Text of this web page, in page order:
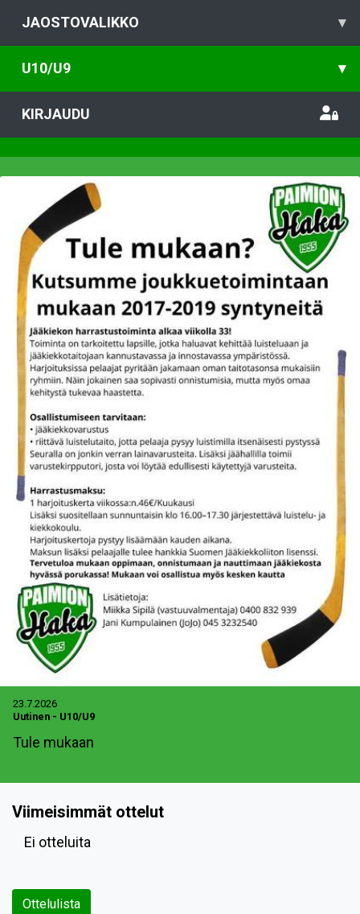
JAOSTOVALIKKO ▾
U10/U9 ▾
KIRJAUDU
23.7.2026
Uutinen - U10/U9
Tule mukaan
Viimeisimmät ottelut
Ei otteluita
Ottelulista